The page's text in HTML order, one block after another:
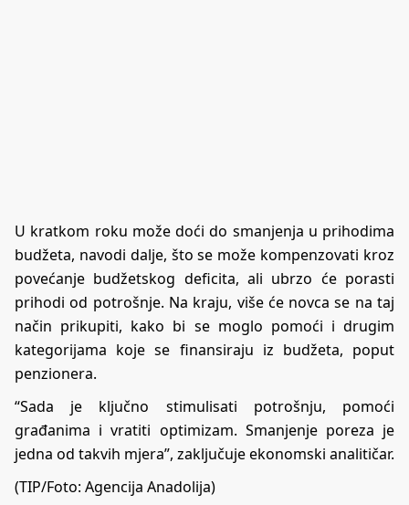
U kratkom roku može doći do smanjenja u prihodima
budžeta, navodi dalje, što se može kompenzovati kroz
povećanje budžetskog deficita, ali ubrzo će porasti
prihodi od potrošnje. Na kraju, više će novca se na taj
način prikupiti, kako bi se moglo pomoći i drugim
kategorijama koje se finansiraju iz budžeta, poput
penzionera.
“Sada je ključno stimulisati potrošnju, pomoći
građanima i vratiti optimizam. Smanjenje poreza je
jedna od takvih mjera”, zaključuje ekonomski analitičar.
(TIP/Foto: Agencija Anadolija)